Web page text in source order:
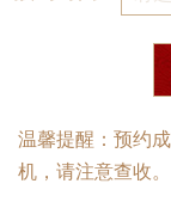
温馨提醒：预约
机，请注意查收。